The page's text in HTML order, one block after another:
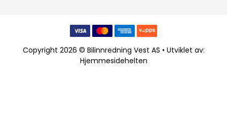
Copyright 2026 © Bilinnredning Vest AS • Utviklet av:
Hjemmesidehelten